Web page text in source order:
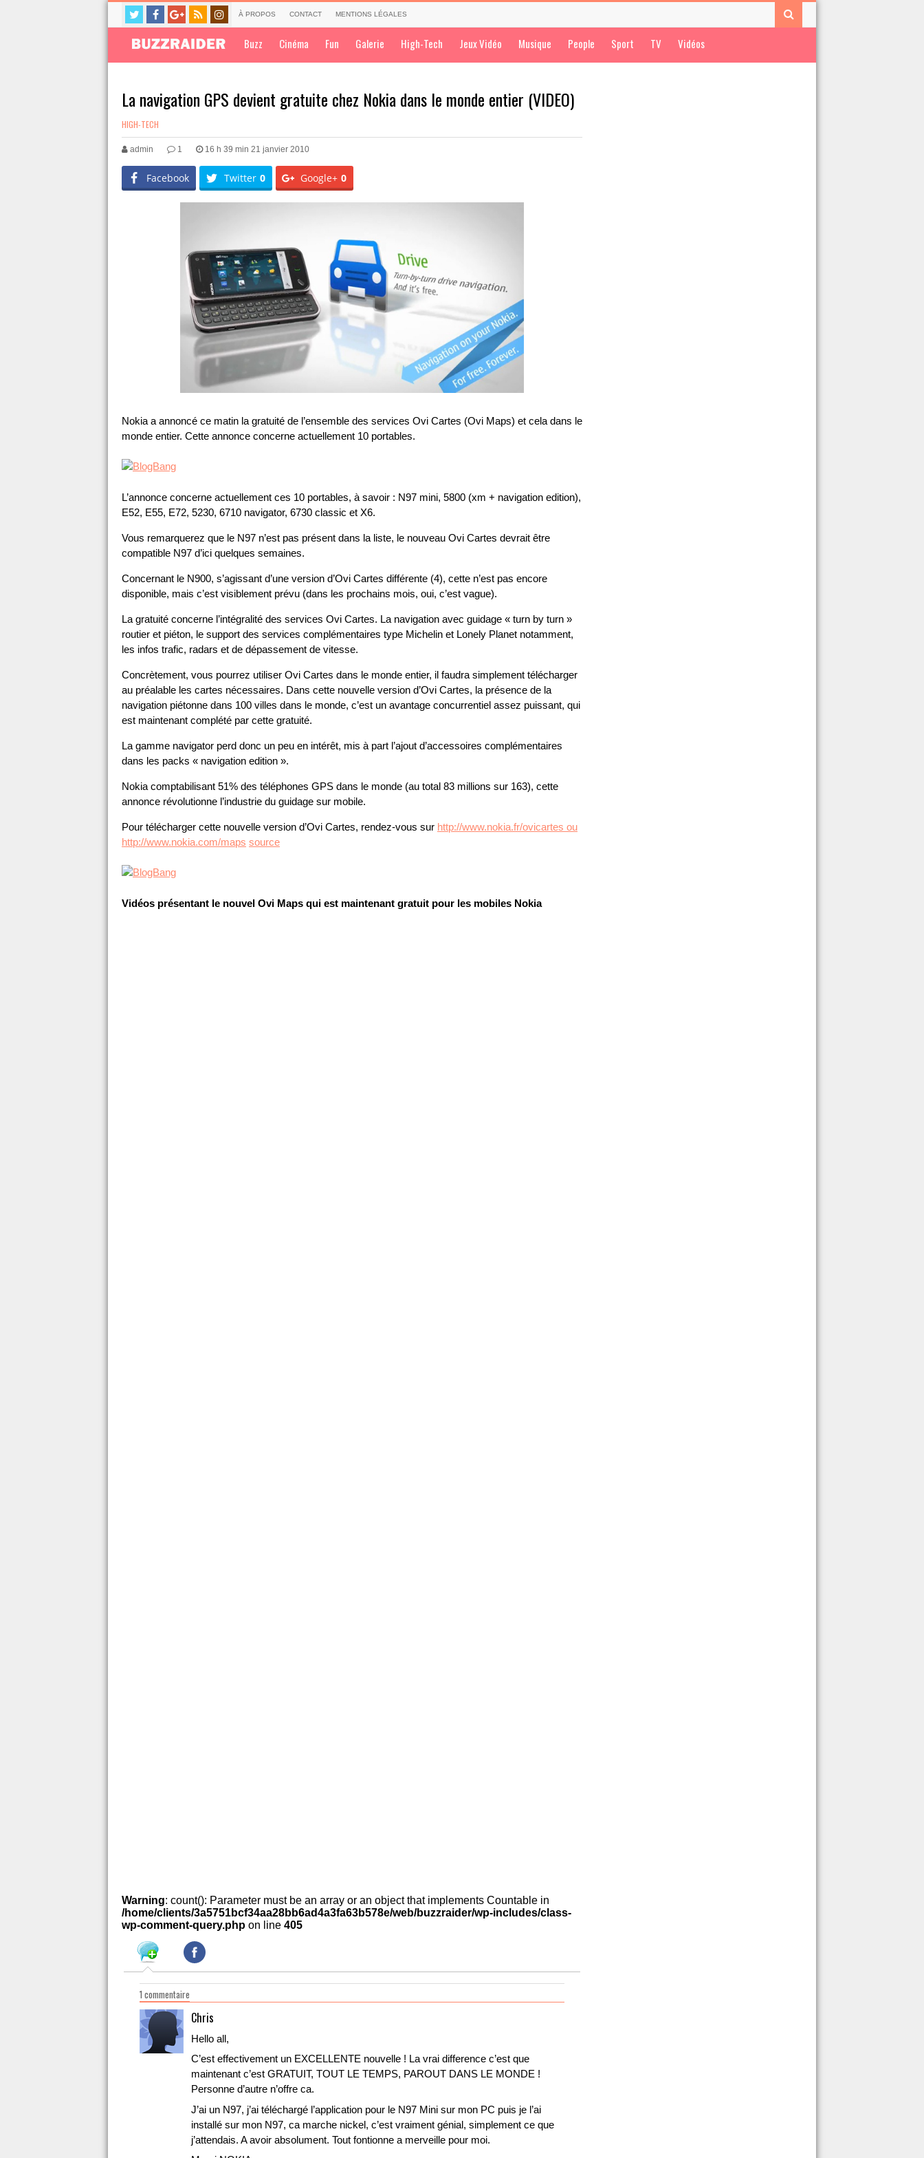
À PROPOS CONTACT MENTIONS LÉGALES
Buzz Cinéma Fun Galerie High-Tech Jeux Vidéo Musique People Sport TV Vidéos
La navigation GPS devient gratuite chez Nokia dans le monde entier (VIDEO)
HIGH-TECH
admin 1 16 h 39 min 21 janvier 2010
Facebook Twitter 0 Google+ 0
Nokia a annoncé ce matin la gratuité de l’ensemble des services Ovi Cartes (Ovi Maps) et cela dans le
monde entier. Cette annonce concerne actuellement 10 portables.
L’annonce concerne actuellement ces 10 portables, à savoir : N97 mini, 5800 (xm + navigation edition),
E52, E55, E72, 5230, 6710 navigator, 6730 classic et X6.
Vous remarquerez que le N97 n’est pas présent dans la liste, le nouveau Ovi Cartes devrait être
compatible N97 d’ici quelques semaines.
Concernant le N900, s’agissant d’une version d’Ovi Cartes différente (4), cette n’est pas encore
disponible, mais c’est visiblement prévu (dans les prochains mois, oui, c’est vague).
La gratuité concerne l’intégralité des services Ovi Cartes. La navigation avec guidage « turn by turn »
routier et piéton, le support des services complémentaires type Michelin et Lonely Planet notamment,
les infos trafic, radars et de dépassement de vitesse.
Concrètement, vous pourrez utiliser Ovi Cartes dans le monde entier, il faudra simplement télécharger
au préalable les cartes nécessaires. Dans cette nouvelle version d’Ovi Cartes, la présence de la
navigation piétonne dans 100 villes dans le monde, c’est un avantage concurrentiel assez puissant, qui
est maintenant complété par cette gratuité.
La gamme navigator perd donc un peu en intérêt, mis à part l’ajout d’accessoires complémentaires
dans les packs « navigation edition ».
Nokia comptabilisant 51% des téléphones GPS dans le monde (au total 83 millions sur 163), cette
annonce révolutionne l’industrie du guidage sur mobile.
Pour télécharger cette nouvelle version d’Ovi Cartes, rendez-vous sur http://www.nokia.fr/ovicartes ou
http://www.nokia.com/maps source
Vidéos présentant le nouvel Ovi Maps qui est maintenant gratuit pour les mobiles Nokia
Warning: count(): Parameter must be an array or an object that implements Countable in
/home/clients/3a5751bcf34aa28bb6ad4a3fa63b578e/web/buzzraider/wp-includes/class-
wp-comment-query.php on line 405
1 commentaire
Chris
Hello all,
C’est effectivement un EXCELLENTE nouvelle ! La vrai difference c’est que
maintenant c’est GRATUIT, TOUT LE TEMPS, PAROUT DANS LE MONDE !
Personne d’autre n’offre ca.
J’ai un N97, j’ai téléchargé l’application pour le N97 Mini sur mon PC puis je l’ai
installé sur mon N97, ca marche nickel, c’est vraiment génial, simplement ce que
j’attendais. A avoir absolument. Tout fontionne a merveille pour moi.